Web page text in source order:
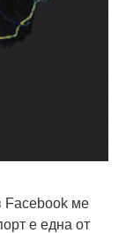
Facebook ме
е една от